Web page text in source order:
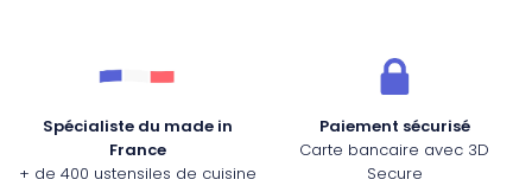
Spécialiste du made in
France
+ de 400 ustensiles de cuisine
Paiement sécurisé
Carte bancaire avec 3D
Secure